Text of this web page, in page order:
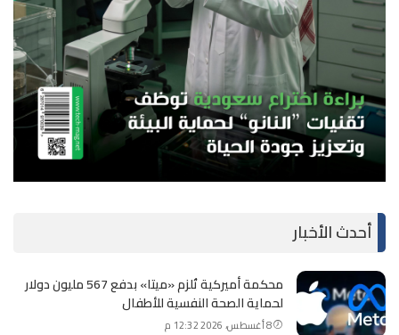
أحدث الأخبار
محكمة أميركية تُلزم «ميتا» بدفع 567 مليون دولار
لحماية الصحة النفسية للأطفال
8 أغسطس، 2026 12:32 م